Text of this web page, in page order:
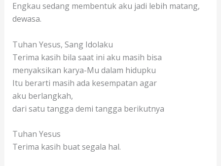
Engkau sedang membentuk aku jadi lebih matang,
dewasa.
Tuhan Yesus, Sang Idolaku
Terima kasih bila saat ini aku masih bisa
menyaksikan karya-Mu dalam hidupku
Itu berarti masih ada kesempatan agar
aku berlangkah,
dari satu tangga demi tangga berikutnya
Tuhan Yesus
Terima kasih buat segala hal.